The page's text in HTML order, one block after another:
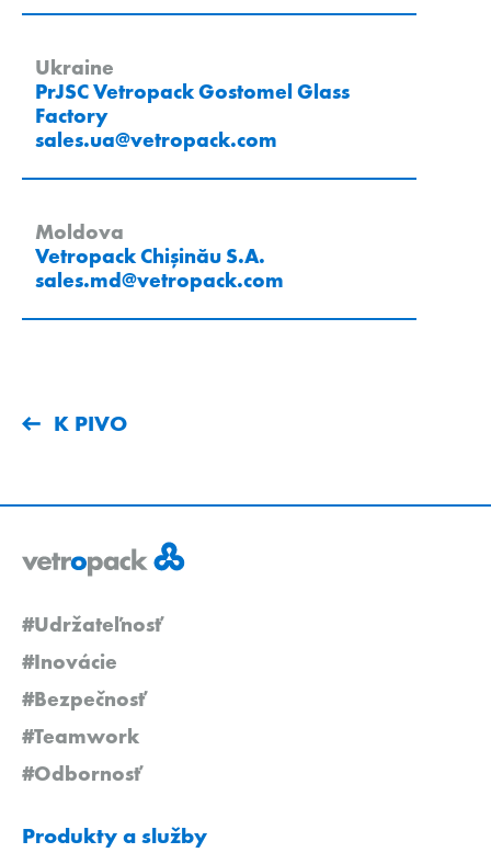
Ukraine
PrJSC Vetropack Gostomel Glass
Factory
sales.ua@vetropack.com
Moldova
Vetropack Chișinău S.A.
sales.md@vetropack.com
K PIVO
#Udržateľnosť
#Inovácie
#Bezpečnosť
#Teamwork
#Odbornosť
Produkty a služby